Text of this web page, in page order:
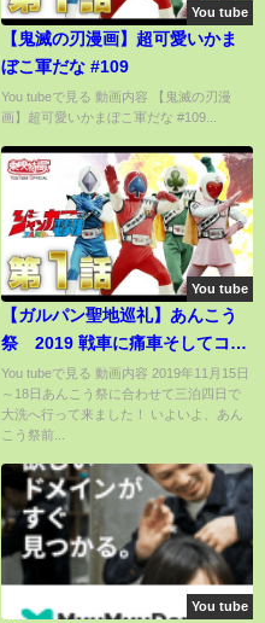
You tube
【鬼滅の刃漫画】超可愛いかま
ぼこ軍だな #109
You tubeで見る 動画内容 【鬼滅の刃漫
画】超可愛いかまぼこ軍だな #109...
You tube
【ガルパン聖地巡礼】あんこう
祭 2019 戦車に痛車そしてコス
プレ！大洗はいいぞ！【2019年
11月16日～17日】
You tubeで見る 動画内容 2019年11月15日
～18日あんこう祭に合わせて三泊四日で
大洗へ行って来ました！ いよいよ、あん
こう祭前...
You tube